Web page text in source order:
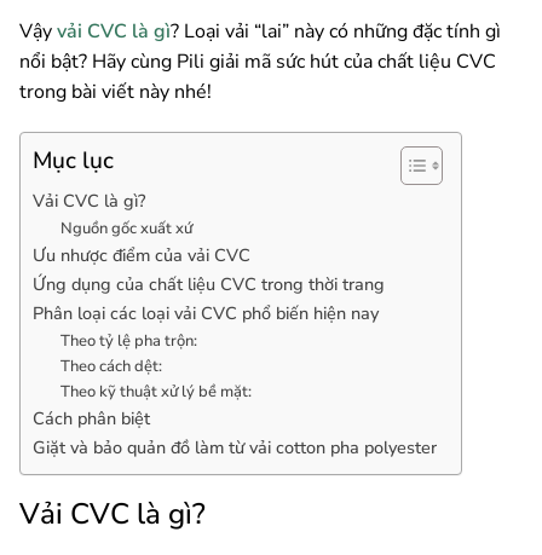
Vậyvải CVC là gì? Loại vải “lai” này có những đặc tính gì
nổi bật? Hãy cùng Pili giải mã sức hút của chất liệu CVC
trong bài viết này nhé!
Mục lục
Vải CVC là gì?
Nguồn gốc xuất xứ
Ưu nhược điểm của vải CVC
Ứng dụng của chất liệu CVC trong thời trang
Phân loại các loại vải CVC phổ biến hiện nay
Theo tỷ lệ pha trộn:
Theo cách dệt:
Theo kỹ thuật xử lý bề mặt:
Cách phân biệt
Giặt và bảo quản đồ làm từ vải cotton pha polyester
Vải CVC là gì?